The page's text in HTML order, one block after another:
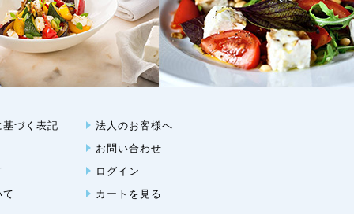
づく表記
て
法人のお客様へ
お問い合わせ
ログイン
カートを見る